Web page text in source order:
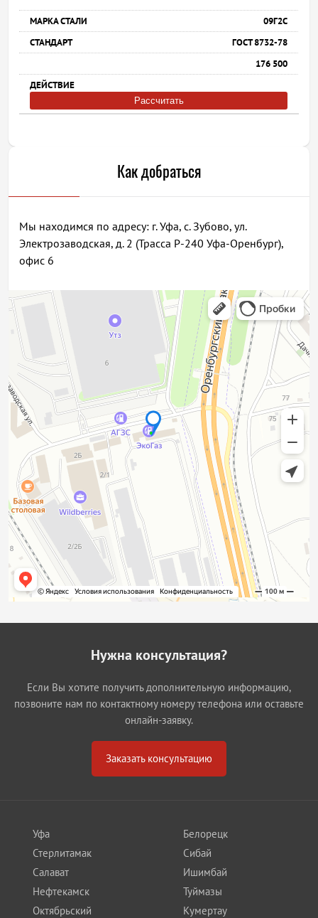
09Г2С
ГОСТ 8732-78
176 500
Рассчитать
Как добраться
Мы находимся по адресу: г. Уфа, с. Зубово, ул.
Электрозаводская, д. 2 (Трасса Р-240 Уфа-Оренбург),
офис 6
Нужна консультация?
Если Вы хотите получить дополнительную информацию,
позвоните нам по контактному номеру телефона или оставьте
онлайн-заявку.
Заказать консультацию
Уфа
Стерлитамак
Салават
Нефтекамск
Октябрьский
Белорецк
Сибай
Ишимбай
Туймазы
Кумертау